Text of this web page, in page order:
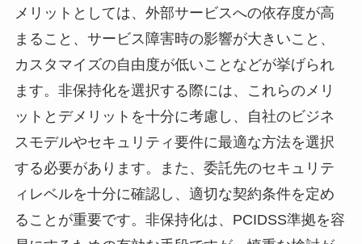
メリットとしては、外部サービスへの依存度が高
まること、サービス障害時の影響が大きいこと、
カスタマイズの自由度が低いことなどが挙げられ
ます。非保持化を選択する際には、これらのメリ
ットとデメリットを十分に考慮し、自社のビジネ
スモデルやセキュリティ要件に最適な方法を選択
する必要があります。また、委託先のセキュリテ
ィレベルを十分に確認し、適切な契約条件を定め
ることが重要です。非保持化は、PCIDSS準拠を容